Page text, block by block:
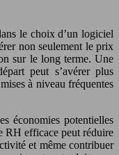
le choix d’un logiciel
non seulement le prix
sur le long terme. Une
peut s’avérer plus
à niveau fréquentes
économies potentielles
RH efficace peut réduire
et même contribuer